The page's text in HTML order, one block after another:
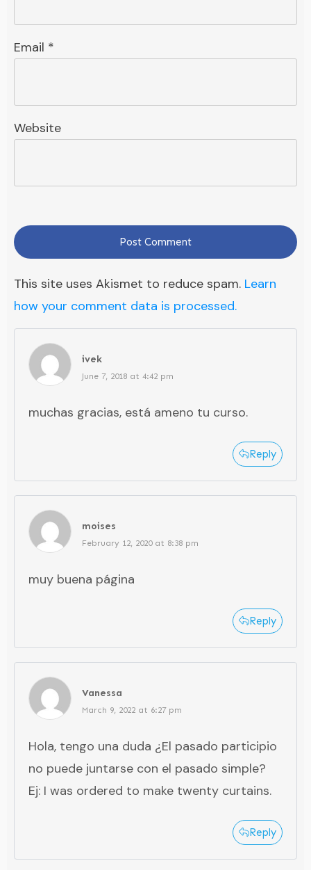
Email *
Website
Post Comment
This site uses Akismet to reduce spam. Learn
how your comment data is processed.
ivek
June 7, 2018 at 4:42 pm
muchas gracias, está ameno tu curso.
Reply
moises
February 12, 2020 at 8:38 pm
muy buena página
Reply
Vanessa
March 9, 2022 at 6:27 pm
Hola, tengo una duda ¿El pasado participio
no puede juntarse con el pasado simple?
Ej: I was ordered to make twenty curtains.
Reply